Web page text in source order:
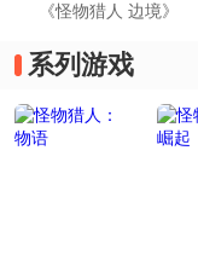
《怪物猎人 边境》
系列游戏